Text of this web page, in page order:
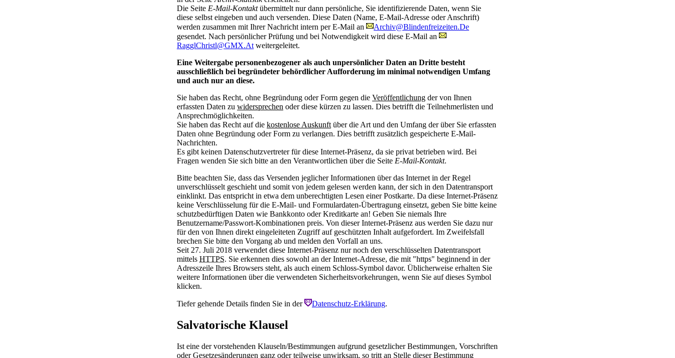
Die Seite E-Mail-Kontaktübermittelt nur dann persönliche, Sie identifizierende Daten, wenn Sie
diese selbst eingeben und auch versenden. Diese Daten (Name, E-Mail-Adresse oder Anschrift)
werden zusammen mit Ihrer Nachricht intern per E-Mail an
Archiv@Blindenfreizeiten.De
gesendet. Nach persönlicher Prüfung und bei Notwendigkeit wird diese E-Mail an
RagglChristl@GMX.At weitergeleitet.
Eine Weitergabe personenbezogener als auch unpersönlicher Daten an Dritte besteht
ausschließlich bei begründeter behördlicher Aufforderung im minimal notwendigen Umfang
und auch nur an diese.
Sie haben das Recht, ohne Begründung oder Form gegen die Veröffentlichung der von Ihnen
erfassten Daten zu widersprechen oder diese kürzen zu lassen. Dies betrifft die Teilnehmerlisten und
Ansprechmöglichkeiten.
Sie haben das Recht auf die kostenlose Auskunft über die Art und den Umfang der über Sie erfassten
Daten ohne Begründung oder Form zu verlangen. Dies betrifft zusätzlich gespeicherte E-Mail-
Nachrichten.
Es gibt keinen Datenschutzvertreter für diese Internet-Präsenz, da sie privat betrieben wird. Bei
Fragen wenden Sie sich bitte an den Verantwortlichen über die Seite E-Mail-Kontakt.
Bitte beachten Sie, dass das Versenden jeglicher Informationen über das Internet in der Regel
unverschlüsselt geschieht und somit von jedem gelesen werden kann, der sich in den Datentransport
einklinkt. Das entspricht in etwa dem unberechtigten Lesen einer Postkarte. Da diese Internet-Präsenz
keine Verschlüsselung für die E-Mail- und Formulardaten-Übertragung einsetzt, geben Sie bitte keine
schutzbedürftigen Daten wie Bankkonto oder Kreditkarte an! Geben Sie niemals Ihre
Benutzername/Passwort-Kombinationen preis. Von dieser Internet-Präsenz aus werden Sie dazu nur
für den von Ihnen direkt eingeleiteten Zugriff auf geschützten Inhalt aufgefordert. Im Zweifelsfall
brechen Sie bitte den Vorgang ab und melden den Vorfall an uns.
Seit 27. Juli 2018 verwendet diese Internet-Präsenz nur noch den verschlüsselten Datentransport
mittels HTTPS. Sie erkennen dies sowohl an der Internet-Adresse, die mit "https" beginnend in der
Adresszeile Ihres Browsers steht, als auch einem Schloss-Symbol davor. Üblicherweise erhalten Sie
weitere Informationen über die verwendeten Sicherheitsvorkehrungen, wenn Sie auf dieses Symbol
klicken.
Tiefer gehende Details finden Sie in der Datenschutz-Erklärung.
Salvatorische Klausel
Ist eine der vorstehenden Klauseln/Bestimmungen aufgrund gesetzlicher Bestimmungen, Vorschriften
oder Gesetzesänderungen ganz oder teilweise unwirksam, so tritt an Stelle dieser Bestimmung